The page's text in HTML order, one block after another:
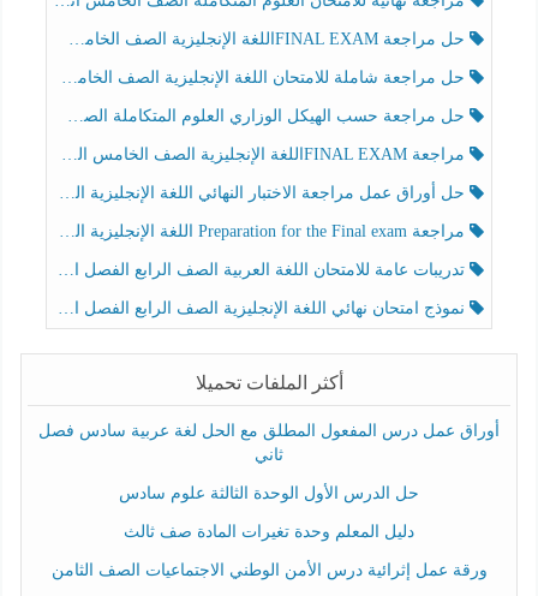
حل مراجعة FINAL EXAMاللغة الإنجليزية الصف الخامس الفصل الثالث
حل مراجعة شاملة للامتحان اللغة الإنجليزية الصف الخامس الفصل الثالث
حل مراجعة حسب الهيكل الوزاري العلوم المتكاملة الصف الخامس عام الفصل الثالث
مراجعة FINAL EXAMاللغة الإنجليزية الصف الخامس الفصل الثالث
حل أوراق عمل مراجعة الاختبار النهائي اللغة الإنجليزية الصف الرابع الفصل الثالث
مراجعة Preparation for the Final exam اللغة الإنجليزية الصف الرابع الفصل الثالث
تدريبات عامة للامتحان اللغة العربية الصف الرابع الفصل الثالث
نموذج امتحان نهائي اللغة الإنجليزية الصف الرابع الفصل الثالث
أكثر الملفات تحميلا
أوراق عمل درس المفعول المطلق مع الحل لغة عربية سادس فصل
ثاني
حل الدرس الأول الوحدة الثالثة علوم سادس
دليل المعلم وحدة تغيرات المادة صف ثالث
ورقة عمل إثرائية درس الأمن الوطني الاجتماعيات الصف الثامن